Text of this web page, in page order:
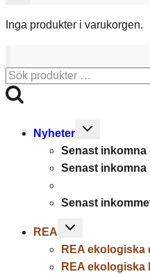
Inga produkter i varukorgen.
Sök
efter:
Nyheter
Toggle
menu
Senast inkomna
Senast inkomna
Senast
REA
Toggle
menu
REA ekologiska
REA ekologiska